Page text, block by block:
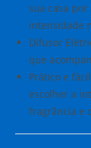
sua casa
intensidade
Difusor
que
Prático e
escolher a
fragrância e